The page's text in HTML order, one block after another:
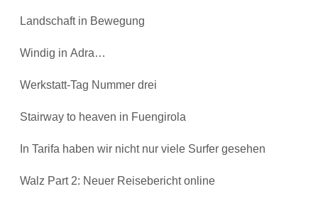
Landschaft in Bewegung
Windig in Adra…
Werkstatt-Tag Nummer drei
Stairway to heaven in Fuengirola
In Tarifa haben wir nicht nur viele Surfer gesehen
Walz Part 2: Neuer Reisebericht online